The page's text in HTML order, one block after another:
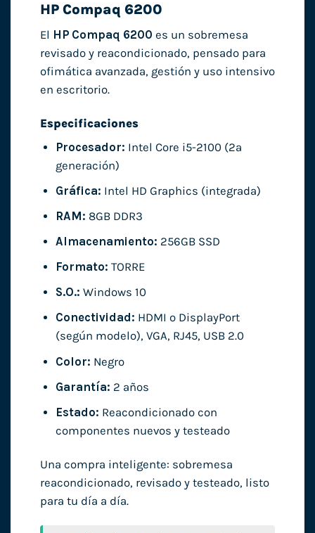
HP Compaq 6200
El HP Compaq 6200 es un sobremesa
revisado y reacondicionado, pensado para
ofimática avanzada, gestión y uso intensivo
en escritorio.
Especificaciones
Procesador: Intel Core i5-2100 (2ª
generación)
Gráfica: Intel HD Graphics (integrada)
RAM: 8GB DDR3
Almacenamiento: 256GB SSD
Formato: TORRE
S.O.: Windows 10
Conectividad: HDMI o DisplayPort
(según modelo), VGA, RJ45, USB 2.0
Color: Negro
Garantía: 2 años
Estado: Reacondicionado con
componentes nuevos y testeado
Una compra inteligente: sobremesa
reacondicionado, revisado y testeado, listo
para tu día a día.